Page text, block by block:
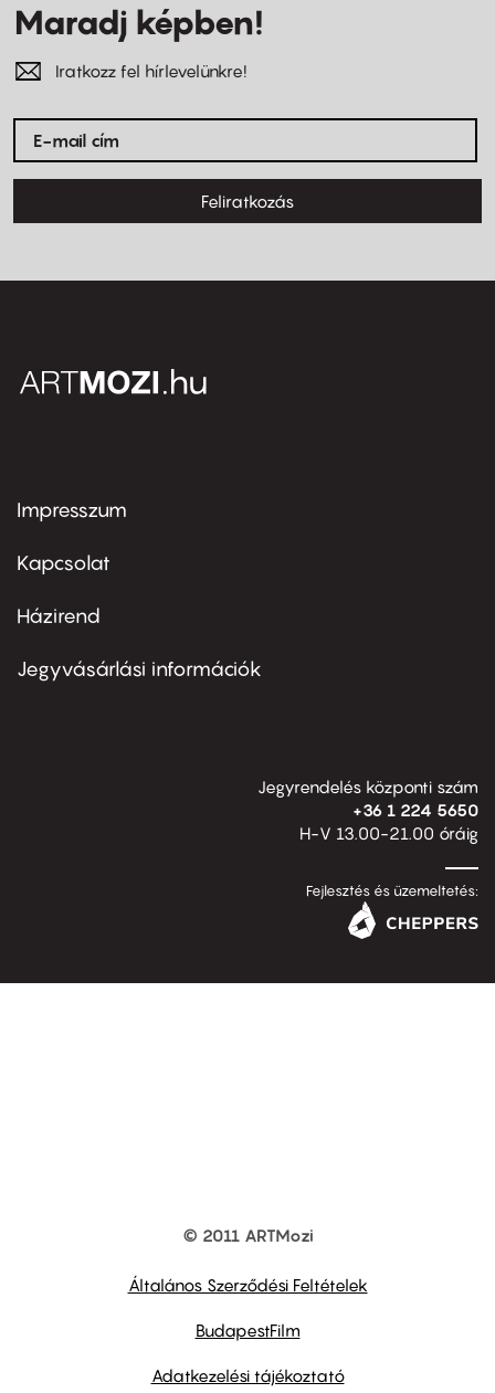
Maradj képben!
Iratkozz fel hírlevelünkre!
Feliratkozás
Footer
first
Impresszum
Kapcsolat
Footer
second
Házirend
Jegyvásárlási információk
Jegyrendelés központi szám
+36 1 224 5650
H-V 13.00-21.00 óráig
Fejlesztés és üzemeltetés:
© 2011 ARTMozi
Általános Szerződési Feltételek
BudapestFilm
Adatkezelési tájékoztató